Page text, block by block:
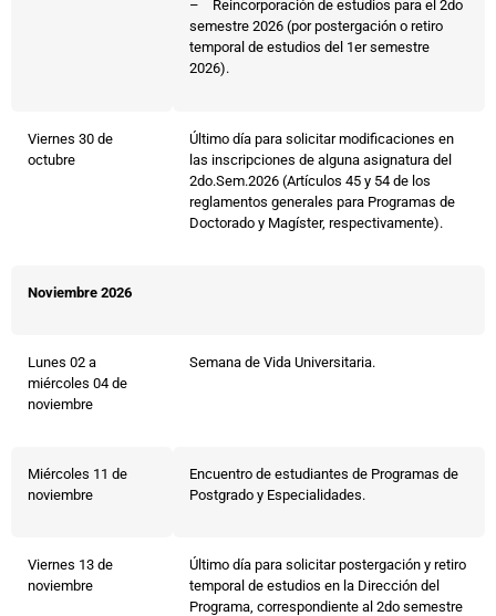
– Reincorporación de estudios para el 2do
semestre 2026 (por postergación o retiro
temporal de estudios del 1er semestre
2026).
Viernes 30 de
octubre
Último día para solicitar modificaciones en
las inscripciones de alguna asignatura del
2do.Sem.2026 (Artículos 45 y 54 de los
reglamentos generales para Programas de
Doctorado y Magíster, respectivamente).
Noviembre 2026
Lunes 02 a
miércoles 04 de
noviembre
Semana de Vida Universitaria.
Miércoles 11 de
noviembre
Encuentro de estudiantes de Programas de
Postgrado y Especialidades.
Viernes 13 de
noviembre
Último día para solicitar postergación y retiro
temporal de estudios en la Dirección del
Programa, correspondiente al 2do semestre